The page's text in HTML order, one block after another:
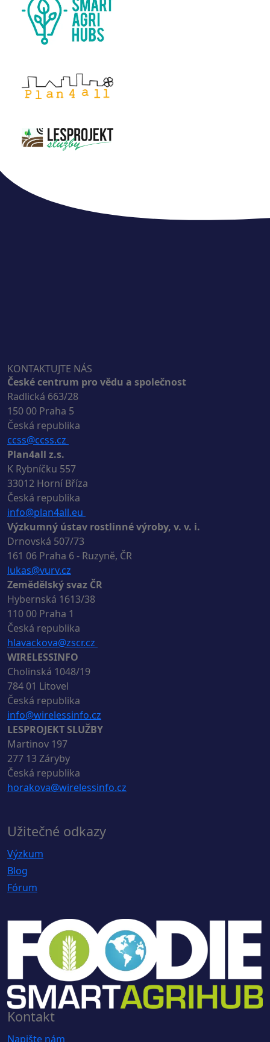
KONTAKTUJTE NÁS
České centrum pro vědu a společnost
Radlická 663/28
150 00 Praha 5
Česká republika
ccss@ccss.cz
Plan4all z.s.
K Rybníčku 557
33012 Horní Bříza
Česká republika
info@plan4all.eu
Výzkumný ústav rostlinné výroby, v. v. i.
Drnovská 507/73
161 06 Praha 6 - Ruzyně, ČR
lukas@vurv.cz
Zemědělský svaz ČR
Hybernská 1613/38
110 00 Praha 1
Česká republika
hlavackova@zscr.cz
WIRELESSINFO
Cholinská 1048/19
784 01 Litovel
Česká republika
info@wirelessinfo.cz
LESPROJEKT SLUŽBY
Martinov 197
277 13 Záryby
Česká republika
horakova@wirelessinfo.cz
Užitečné odkazy
Výzkum
Blog
Fórum
Kontakt
Napište nám